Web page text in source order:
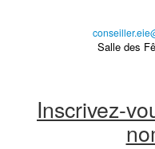
Salle des
Inscrivez-